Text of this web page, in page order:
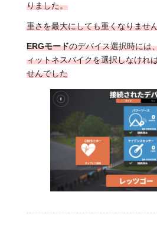
りました。
重さを最大にしても重くなりませ
ERGモードのデバイス選択時には
ィットネスバイクを選択しなけれ
せんでした